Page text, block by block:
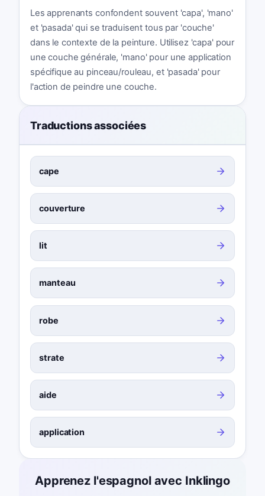
Les apprenants confondent souvent 'capa', 'mano'
et 'pasada' qui se traduisent tous par 'couche'
dans le contexte de la peinture. Utilisez 'capa' pour
une couche générale, 'mano' pour une application
spécifique au pinceau/rouleau, et 'pasada' pour
l'action de peindre une couche.
Traductions associées
cape
couverture
lit
manteau
robe
strate
aide
application
Apprenez l'espagnol avec Inklingo